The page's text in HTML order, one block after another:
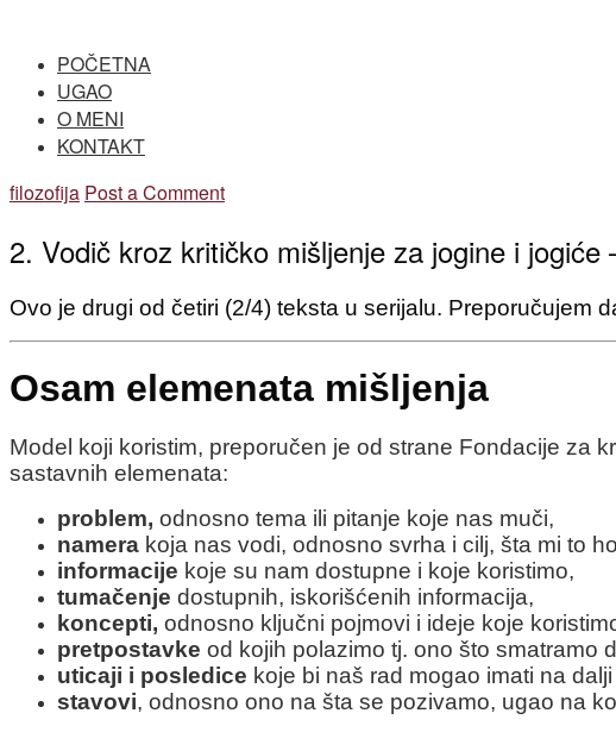
contentPOČETNA
UGAO
O MENI
KONTAKT
filozofija Post a Comment
2. Vodič kroz kritičko mišljenje za jogine i jogiće
Ovo je drugi od četiri (2/4) teksta u serijalu. Preporučujem
Osam elemenata mišljenja
Model koji koristim, preporučen je od strane Fondacije za
sastavnih elemenata:
problem, odnosno tema ili pitanje koje nas muči,
namera koja nas vodi, odnosno svrha i cilj, šta mi to
informacije koje su nam dostupne i koje koristimo,
tumačenje dostupnih, iskorišćenih informacija,
koncepti, odnosno ključni pojmovi i ideje koje
pretpostavke od kojih polazimo tj. ono što smatramo
uticaji i posledice koje bi naš rad mogao imati na
stavovi, odnosno ono na šta se pozivamo, ugao na